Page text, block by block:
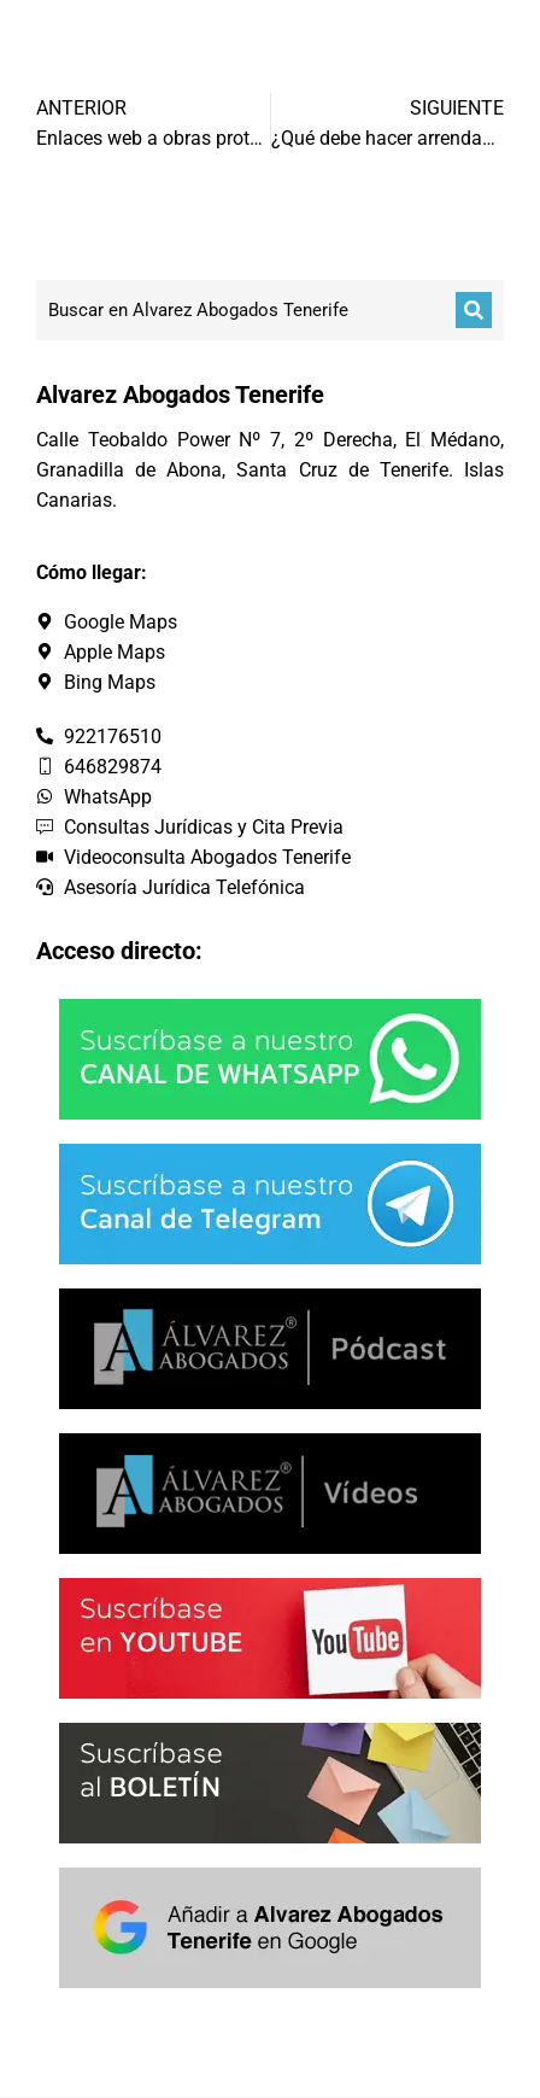
ANTERIOR
Enlaces web a obras protegidas son ilegales con ánimo de lucro
SIGUIENTE
¿Qué debe hacer arrendador con fianza entregada?
Alvarez Abogados Tenerife
Calle Teobaldo Power Nº 7, 2º Derecha, El Médano,
Granadilla de Abona, Santa Cruz de Tenerife. Islas
Canarias.
Cómo llegar:
Google Maps
Apple Maps
Bing Maps
922176510
646829874
WhatsApp
Consultas Jurídicas y Cita Previa
Videoconsulta Abogados Tenerife
Asesoría Jurídica Telefónica
Acceso directo: